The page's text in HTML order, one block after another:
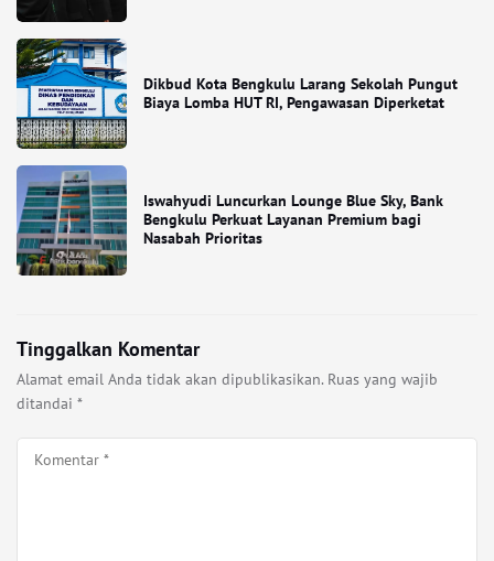
Dikbud Kota Bengkulu Larang Sekolah Pungut
Biaya Lomba HUT RI, Pengawasan Diperketat
Iswahyudi Luncurkan Lounge Blue Sky, Bank
Bengkulu Perkuat Layanan Premium bagi
Nasabah Prioritas
Tinggalkan Komentar
Alamat email Anda tidak akan dipublikasikan. Ruas yang wajib
ditandai *